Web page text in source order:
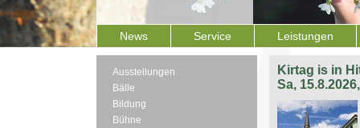
News Service Leistungen
Ausstellungen
Bälle
Bildung
Bühne
Kirtag is in
Sa,